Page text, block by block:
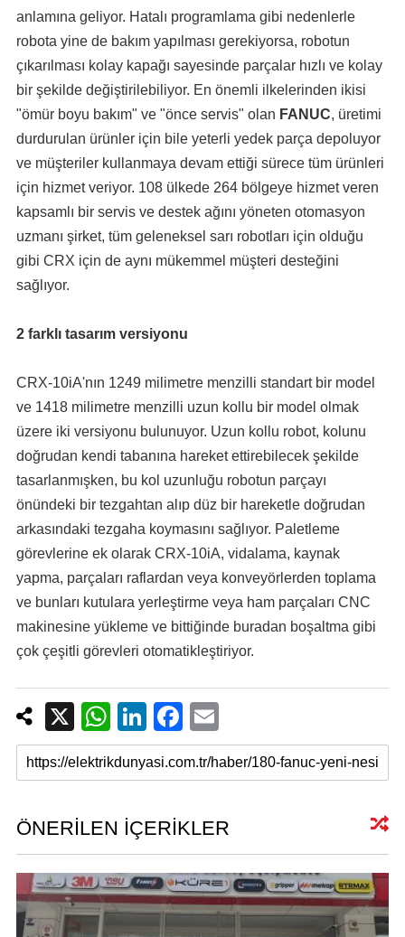
anlamına geliyor. Hatalı programlama gibi nedenlerle
robota yine de bakım yapılması gerekiyorsa, robotun
çıkarılması kolay kapağı sayesinde parçalar hızlı ve kolay
bir şekilde değiştirilebiliyor. En önemli ilkelerinden ikisi
"ömür boyu bakım" ve "önce servis" olan FANUC, üretimi
durdurulan ürünler için bile yeterli yedek parça depoluyor
ve müşteriler kullanmaya devam ettiği sürece tüm ürünleri
için hizmet veriyor. 108 ülkede 264 bölgeye hizmet veren
kapsamlı bir servis ve destek ağını yöneten otomasyon
uzmanı şirket, tüm geleneksel sarı robotları için olduğu
gibi CRX için de aynı mükemmel müşteri desteğini
sağlıyor.
2 farklı tasarım versiyonu
CRX-10iA'nın 1249 milimetre menzilli standart bir model
ve 1418 milimetre menzilli uzun kollu bir model olmak
üzere iki versiyonu bulunuyor. Uzun kollu robot, kolunu
doğrudan kendi tabanına hareket ettirebilecek şekilde
tasarlanmışken, bu kol uzunluğu robotun parçayı
önündeki bir tezgahtan alıp düz bir hareketle doğrudan
arkasındaki tezgaha koymasını sağlıyor. Paletleme
görevlerine ek olarak CRX-10iA, vidalama, kaynak
yapma, parçaları raflardan veya konveyörlerden toplama
ve bunları kutulara yerleştirme veya ham parçaları CNC
makinesine yükleme ve bittiğinde buradan boşaltma gibi
çok çeşitli görevleri otomatikleştiriyor.
X
W
h
at
A
p
p
Li
n
k
dI
n
F
a
c
b
o
o
k
m
ail
ÖNERİLEN İÇERİKLER